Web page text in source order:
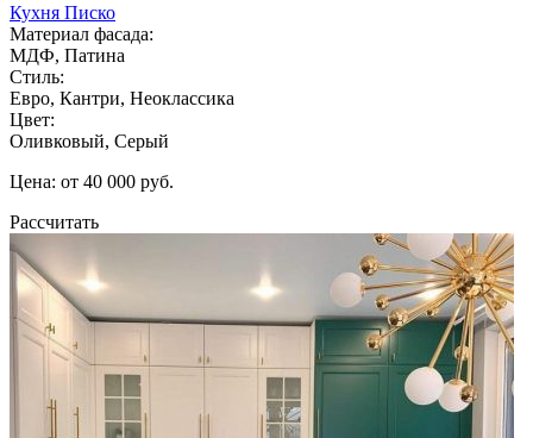
Кухня Писко
Материал фасада:
МДФ, Патина
Стиль:
Евро, Кантри, Неоклассика
Цвет:
Оливковый, Серый
Цена: от 40 000 руб.
Рассчитать